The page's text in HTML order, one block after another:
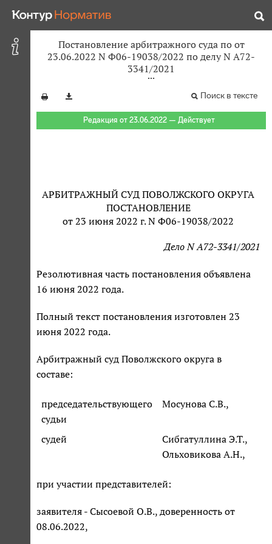
Постановление арбитражного суда по от
23.06.2022 N Ф06-19038/2022 по делу N А72-
3341/2021
Поиск в тексте
Редакция от 23.06.2022 — Действует
АРБИТРАЖНЫЙ СУД ПОВОЛЖСКОГО ОКРУГА
ПОСТАНОВЛЕНИЕ
от 23 июня 2022 г. N Ф06-19038/2022
Дело N А72-3341/2021
Резолютивная часть постановления объявлена
16 июня 2022 года.
Полный текст постановления изготовлен 23
июня 2022 года.
Арбитражный суд Поволжского округа в
составе:
председательствующего
судьи
Мосунова С.В.,
судей
Сибгатуллина Э.Т.,
Ольховикова А.Н.,
при участии представителей:
заявителя - Сысоевой О.В., доверенность от
08.06.2022,